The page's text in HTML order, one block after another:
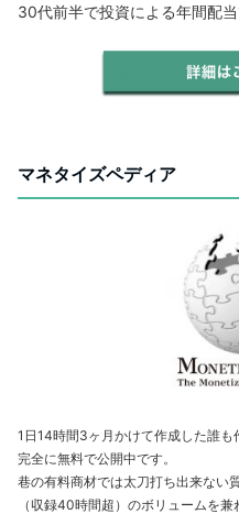
30代前半で投資による年間配当
マネタイズペディア
1日14時間3ヶ月かけて作成した誰
完全に無料で公開中です。
巷の有料商材では太刀打ち出来ない
（収録40時間超）のボリュームを